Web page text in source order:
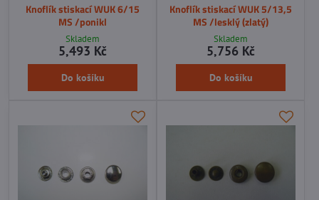
Knoflík stiskací WUK 6/15
MS /ponikl
Skladem
5,493 Kč
Do košíku
Knoflík stiskací WUK 5/13,5
MS /lesklý (zlatý)
Skladem
5,756 Kč
Do košíku